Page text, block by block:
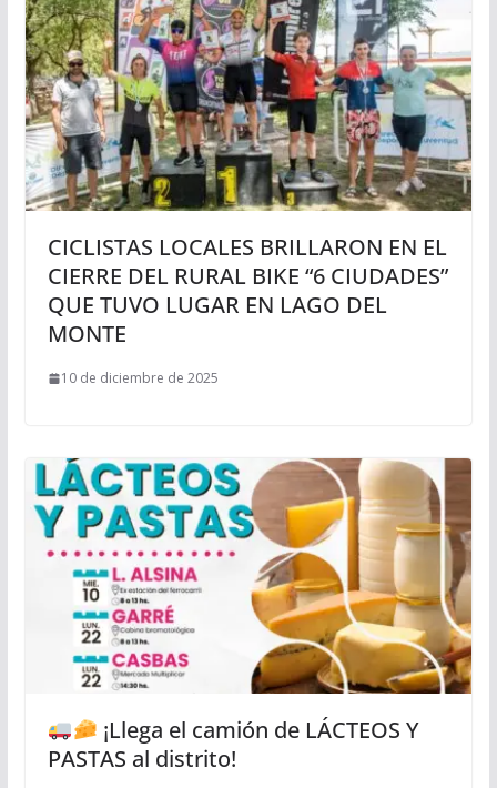
CICLISTAS LOCALES BRILLARON EN EL
CIERRE DEL RURAL BIKE “6 CIUDADES”
QUE TUVO LUGAR EN LAGO DEL
MONTE
10 de diciembre de 2025
¡Llega el camión de LÁCTEOS Y
PASTAS al distrito!